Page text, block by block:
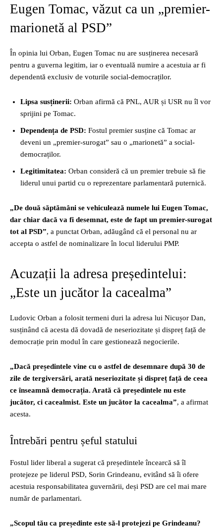
Eugen Tomac, văzut ca un „premier-
marionetă al PSD”
În opinia lui Orban, Eugen Tomac nu are susținerea necesară
pentru a guverna legitim, iar o eventuală numire a acestuia ar fi
dependentă exclusiv de voturile social-democraților.
Lipsa susținerii: Orban afirmă că PNL, AUR și USR nu îl vor
sprijini pe Tomac.
Dependența de PSD: Fostul premier susține că Tomac ar
deveni un „premier-surogat” sau o „marionetă” a social-
democraților.
Legitimitatea: Orban consideră că un premier trebuie să fie
liderul unui partid cu o reprezentare parlamentară puternică.
„De două săptămâni se vehiculează numele lui Eugen Tomac,
dar chiar dacă va fi desemnat, este de fapt un premier-surogat
tot al PSD”, a punctat Orban, adăugând că el personal nu ar
accepta o astfel de nominalizare în locul liderului PMP.
Acuzații la adresa președintelui:
„Este un jucător la cacealma”
Ludovic Orban a folosit termeni duri la adresa lui Nicușor Dan,
susținând că acesta dă dovadă de neseriozitate și dispreț față de
democrație prin modul în care gestionează negocierile.
„Dacă președintele vine cu o astfel de desemnare după 30 de
zile de tergiversări, arată neseriozitate și dispreț față de ceea
ce înseamnă democrația. Arată că președintele nu este
jucător, ci cacealmist. Este un jucător la cacealma”, a afirmat
acesta.
Întrebări pentru șeful statului
Fostul lider liberal a sugerat că președintele încearcă să îl
protejeze pe liderul PSD, Sorin Grindeanu, evitând să îi ofere
acestuia responsabilitatea guvernării, deși PSD are cel mai mare
număr de parlamentari.
„Scopul tău ca președinte este să-l protejezi pe Grindeanu?